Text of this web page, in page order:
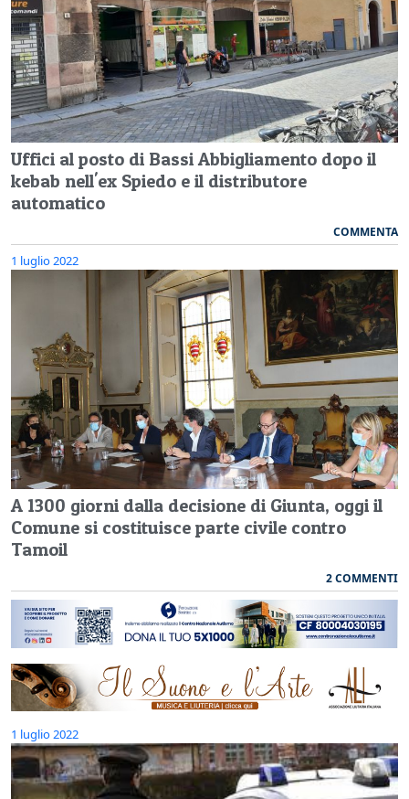
Uffici al posto di Bassi Abbigliamento dopo il
kebab nell'ex Spiedo e il distributore
automatico
COMMENTA
1 luglio 2022
A 1300 giorni dalla decisione di Giunta, oggi il
Comune si costituisce parte civile contro
Tamoil
2 COMMENTI
1 luglio 2022